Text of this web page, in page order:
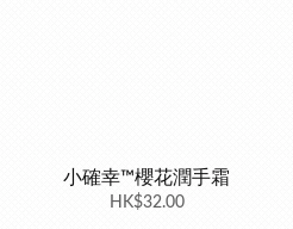
小確幸™櫻花潤手霜
HK$32.00